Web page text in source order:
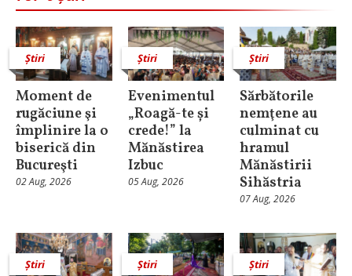
Știri
Moment de
rugăciune şi
împlinire la o
biserică din
Bucureşti
02 Aug, 2026
Știri
Evenimentul
„Roagă-te și
crede!” la
Mănăstirea
Izbuc
05 Aug, 2026
Știri
Sărbătorile
nemţene au
culminat cu
hramul
Mănăstirii
Sihăstria
07 Aug, 2026
Știri Știri Știri